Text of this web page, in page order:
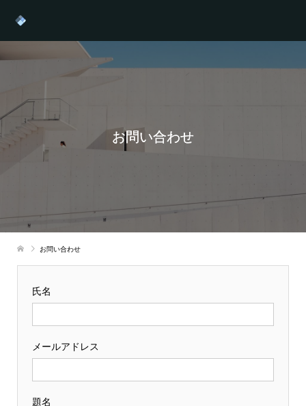
お問い合わせ
お問い合わせ
氏名
メールアドレス
題名